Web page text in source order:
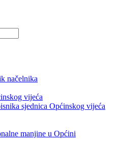
načelnika
vijeća
sjednica Općinskog vijeća
manjine u Općini